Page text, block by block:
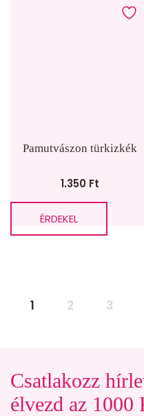
Pamutvászon türkizkék
1.350 Ft
ÉRDEKEL
1 2 3
Csatlakozz
élvezd az 1000